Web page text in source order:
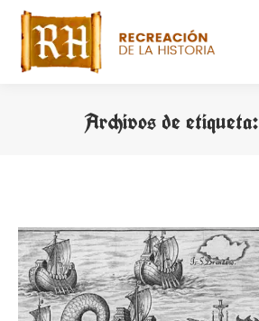
Archivos de etiqueta: